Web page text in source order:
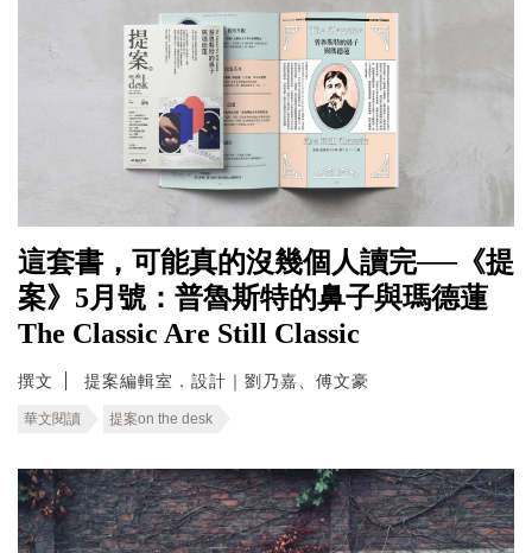
這套書，可能真的沒幾個人讀完──《提
案》5月號：普魯斯特的鼻子與瑪德蓮
The Classic Are Still Classic
撰文 提案編輯室．設計｜劉乃嘉、傅文豪
華文閱讀 提案on the desk